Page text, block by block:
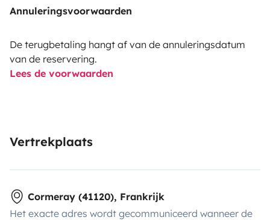
Annuleringsvoorwaarden
De terugbetaling hangt af van de annuleringsdatum
van de reservering.
Lees de voorwaarden
Vertrekplaats
Cormeray (41120), Frankrijk
Het exacte adres wordt gecommuniceerd wanneer de